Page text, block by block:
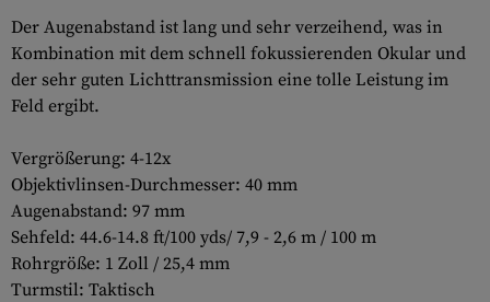
Der Augenabstand ist lang und sehr verzeihend, was in
Kombination mit dem schnell fokussierenden Okular und
der sehr guten Lichttransmission eine tolle Leistung im
Feld ergibt.
Vergrößerung: 4-12x
Objektivlinsen-Durchmesser: 40 mm
Augenabstand: 97 mm
Sehfeld: 44.6-14.8 ft/100 yds/ 7,9 - 2,6 m / 100 m
Rohrgröße: 1 Zoll / 25,4 mm
Turmstil: Taktisch